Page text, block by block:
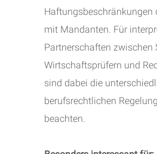
Haftungsbeschränkungen
mit Mandanten. Für
Partnerschaften zwischen
Wirtschaftsprüfern und
sind dabei die
berufsrechtlichen
beachten.